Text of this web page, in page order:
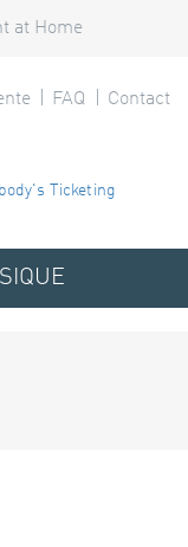
at Home
FAQ Contact